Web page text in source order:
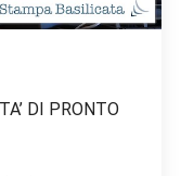
DI PRONTO